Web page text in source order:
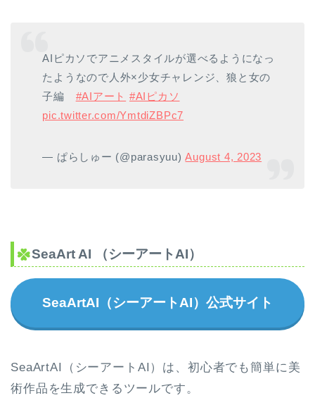
AIピカソでアニメスタイルが選べるようになっ
たようなので人外×少女チャレンジ、狼と女の
子編 #AIアート #AIピカソ
pic.twitter.com/YmtdiZBPc7
— ぱらしゅー (@parasyuu)August 4, 2023
SeaArt AI （シーアートAI）
SeaArtAI（シーアートAI）公式サイト
SeaArtAI（シーアートAI）は、初心者でも簡単に美
術作品を生成できるツールです。